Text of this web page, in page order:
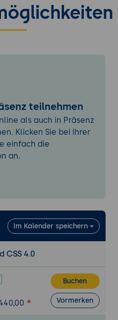
Komponenten
Shaking
in Version 4.0
(Consistency)
und Deprecations
mit Tailwind 4.0
Page mit allen
teilnehmen
als auch in Präsenz
Klicken Sie bei Ihrer
einfach die
an.
Im Kalender speichern
CSS 4.0
Buchen
Vormerken